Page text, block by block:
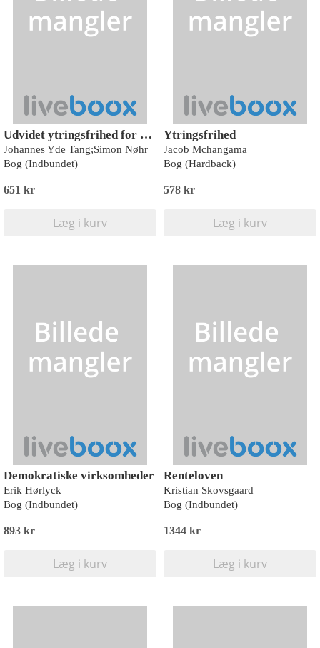
Udvidet ytringsfrihed for pressen og andre watchdogs
Johannes Yde Tang;Simon Nøhr
Bog (Indbundet)
651 kr
Læg i kurv
Ytringsfrihed
Jacob Mchangama
Bog (Hardback)
578 kr
Læg i kurv
Demokratiske virksomheder
Erik Hørlyck
Bog (Indbundet)
893 kr
Læg i kurv
Renteloven
Kristian Skovsgaard
Bog (Indbundet)
1344 kr
Læg i kurv